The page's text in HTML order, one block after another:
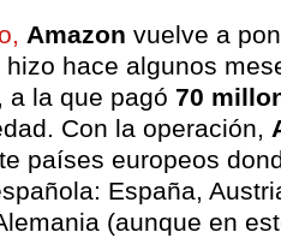
Amazon vuelve a
hace algunos
, a la que pagó 70
Con la operación,
países europeos
España,
(aunque en